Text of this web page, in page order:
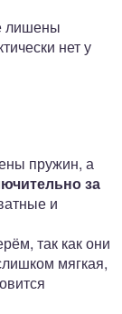
лишены
нет у
пружин, а
за
и
так как они
мягкая,